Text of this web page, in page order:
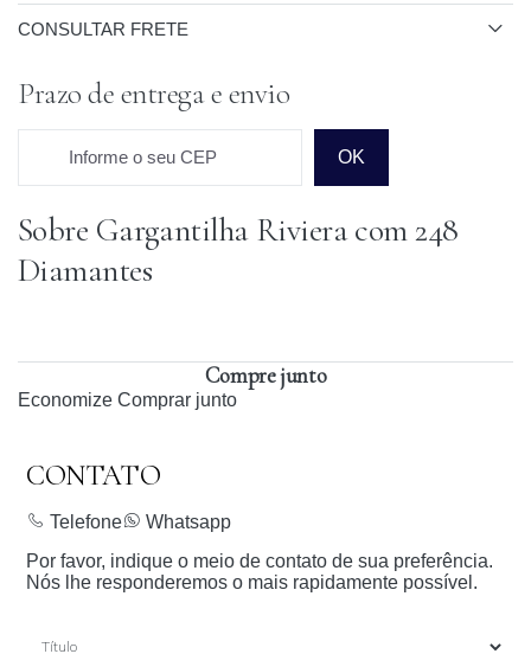
CONSULTAR FRETE
Prazo de entrega e envio
Informe o seu CEP OK
Prazo para o CEP
Sobre Gargantilha Riviera com 248
Diamantes
Compre junto
Economize Comprar junto
CONTATO
Telefone
Whatsapp
Por favor, indique o meio de contato de sua preferência.
Nós lhe responderemos o mais rapidamente possível.